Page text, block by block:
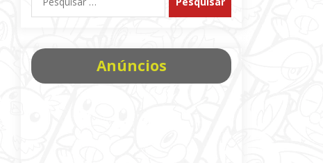
por:
Anúncios